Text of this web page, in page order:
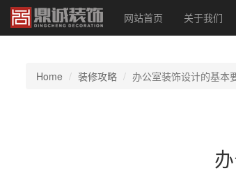
网站首页 关于我们
Home 装修攻略 办公室装饰设计的基本